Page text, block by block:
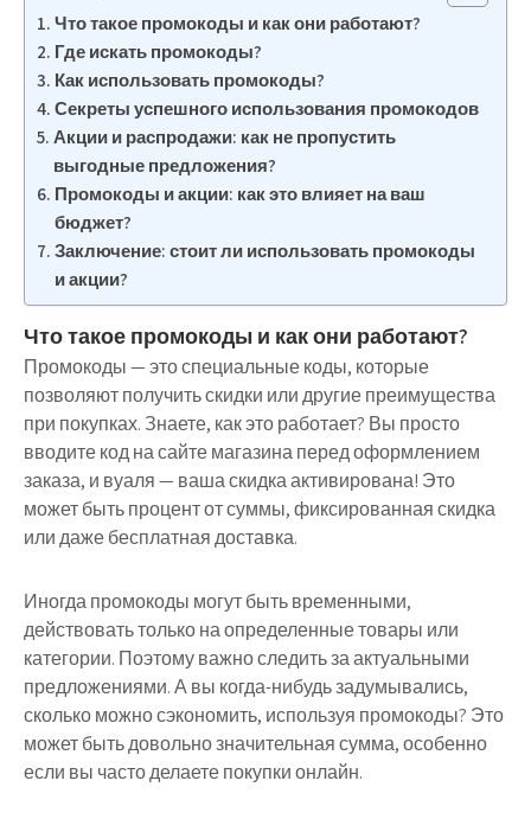
Что такое промокоды и как они работают?
Где искать промокоды?
Как использовать промокоды?
Секреты успешного использования промокодов
Акции и распродажи: как не пропустить
выгодные предложения?
Промокоды и акции: как это влияет на ваш
бюджет?
Заключение: стоит ли использовать промокоды
и акции?
Что такое промокоды и как они работают?
Промокоды — это специальные коды, которые
позволяют получить скидки или другие преимущества
при покупках. Знаете, как это работает? Вы просто
вводите код на сайте магазина перед оформлением
заказа, и вуаля — ваша скидка активирована! Это
может быть процент от суммы, фиксированная скидка
или даже бесплатная доставка.
Иногда промокоды могут быть временными,
действовать только на определенные товары или
категории. Поэтому важно следить за актуальными
предложениями. А вы когда-нибудь задумывались,
сколько можно сэкономить, используя промокоды? Это
может быть довольно значительная сумма, особенно
если вы часто делаете покупки онлайн.